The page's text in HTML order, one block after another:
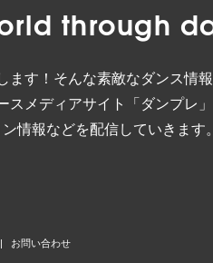
through
す！そんな素敵なダンス情報
メディアサイト「ダンプレ」
情報などを配信していきます。
お問い合わせ